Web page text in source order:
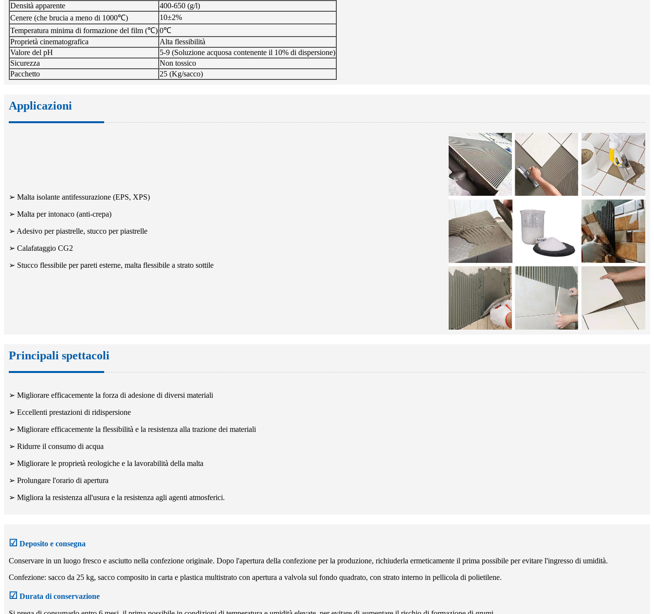
Densità apparente
400-650 (g/l)
Cenere (che brucia a meno di 1000℃)
10±2%
Temperatura minima di formazione del film (℃) 0℃
Proprietà cinematografica
Alta flessibilità
Valore del pH
5-9 (Soluzione acquosa contenente il 10% di dispersione)
Sicurezza
Non tossico
Pacchetto
25 (Kg/sacco)
Applicazioni
➢ Malta isolante antifessurazione (EPS, XPS)
➢ Malta per intonaco (anti-crepa)
➢ Adesivo per piastrelle, stucco per piastrelle
➢ Calafataggio CG2
➢ Stucco flessibile per pareti esterne, malta flessibile a strato sottile
Principali spettacoli
➢ Migliorare efficacemente la forza di adesione di diversi materiali
➢ Eccellenti prestazioni di ridispersione
➢ Migliorare efficacemente la flessibilità e la resistenza alla trazione dei materiali
➢ Ridurre il consumo di acqua
➢ Migliorare le proprietà reologiche e la lavorabilità della malta
➢ Prolungare l'orario di apertura
➢ Migliora la resistenza all'usura e la resistenza agli agenti atmosferici.
☑ Deposito e consegna
Conservare in un luogo fresco e asciutto nella confezione originale. Dopo l'apertura della confezione per la produzione, richiuderla ermeticamente il prima possibile per evitare l'ingresso di umidità.
Confezione: sacco da 25 kg, sacco composito in carta e plastica multistrato con apertura a valvola sul fondo quadrato, con strato interno in pellicola di polietilene.
☑ Durata di conservazione